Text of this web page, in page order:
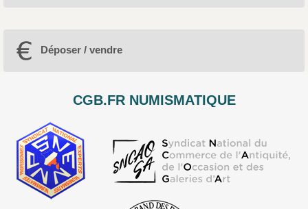
Déposer / vendre
CGB.FR NUMISMATIQUE